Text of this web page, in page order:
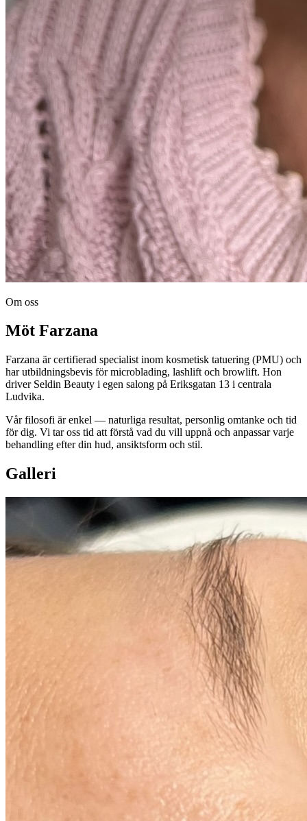
Om oss
Möt Farzana
Farzana är certifierad specialist inom kosmetisk tatuering (PMU) och
har utbildningsbevis för microblading, lashlift och browlift. Hon
driver Seldin Beauty i egen salong på Eriksgatan 13 i centrala
Ludvika.
Vår filosofi är enkel — naturliga resultat, personlig omtanke och tid
för dig. Vi tar oss tid att förstå vad du vill uppnå och anpassar varje
behandling efter din hud, ansiktsform och stil.
Galleri